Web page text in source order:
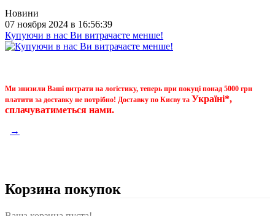
Новини
07 ноября 2024 в 16:56:39
Купуючи в нас Ви витрачаєте менше!
Ми знизили Ваші витрати на логістику, теперь при покуці понад 5000 грн
платити за доставку не потрібно! Доставку по Києву та Україні*,
сплачуватиметься нами.
→
Корзина покупок